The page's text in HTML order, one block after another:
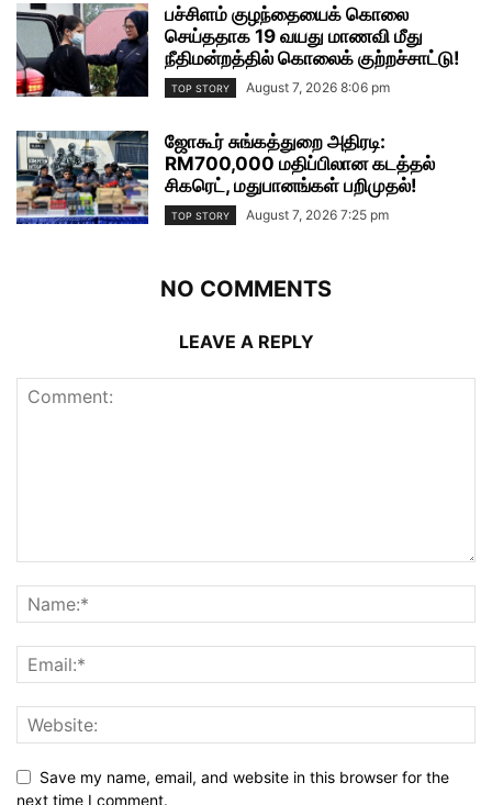
பச்சிளம் குழந்தையைக் கொலை
செய்ததாக 19 வயது மாணவி மீது
நீதிமன்றத்தில் கொலைக் குற்றச்சாட்டு!
TOP STORY August 7, 2026 8:06 pm
ஜோகூர் சுங்கத்துறை அதிரடி:
RM700,000 மதிப்பிலான கடத்தல்
சிகரெட், மதுபானங்கள் பறிமுதல்!
TOP STORY August 7, 2026 7:25 pm
NO COMMENTS
LEAVE A REPLY
Save my name, email, and website in this browser for the
next time I comment.